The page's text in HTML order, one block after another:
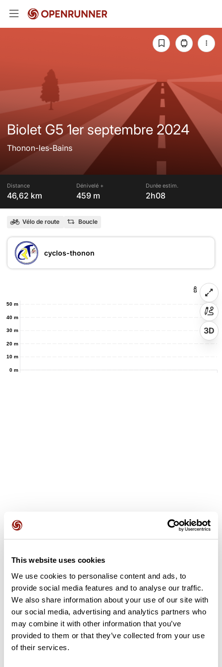
This website uses cookies
We use cookies to personalise content and ads, to
provide social media features and to analyse our traffic.
We also share information about your use of our site with
our social media, advertising and analytics partners who
may combine it with other information that you’ve
provided to them or that they’ve collected from your use
of their services.
Biolet G5 1er septembre 2024
Thonon-les-Bains
Distance
46,62 km
Dénivelé +
459 m
Durée estim.
2h08
Vélo de route Boucle
cyclos-thonon
0 m
10 m
20 m
30 m
40 m
50 m
3D
Avis des utilisateurs
Soyez le premier à ajouter un avis !
Ajouter un avis
Résumé